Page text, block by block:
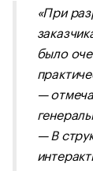
«При
было
—
— В